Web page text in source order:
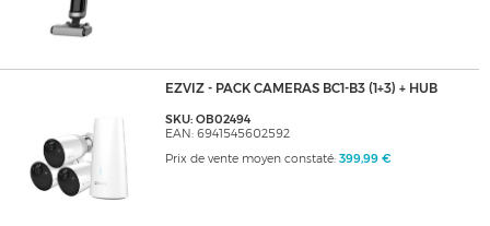
EZVIZ - PACK CAMERAS BC1-B3 (1+3) + HUB
SKU: OB02494
EAN: 6941545602592
Prix de vente moyen constaté: 399,99 €